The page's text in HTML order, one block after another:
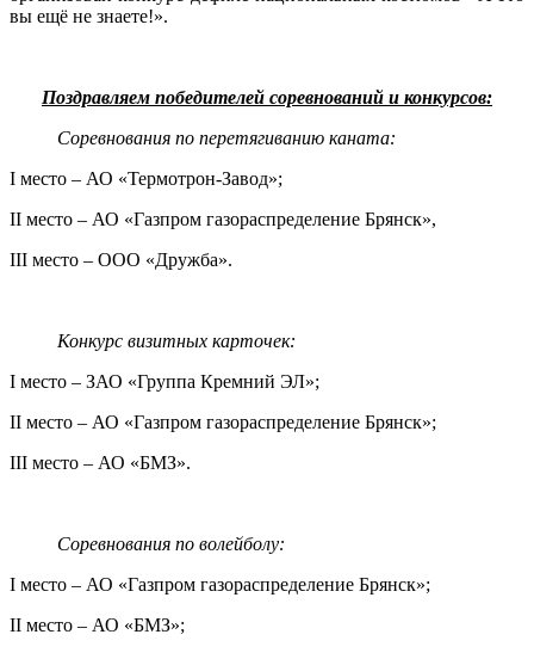
вы ещё не знаете!».
Поздравляем победителей соревнований и конкурсов:
Соревнования по перетягиванию каната:
I место – АО «Термотрон-Завод»;
II место – АО «Газпром газораспределение Брянск»,
III место – ООО «Дружба».
Конкурс визитных карточек:
I место – ЗАО «Группа Кремний ЭЛ»;
II место – АО «Газпром газораспределение Брянск»;
III место – АО «БМЗ».
Соревнования по волейболу:
I место – АО «Газпром газораспределение Брянск»;
II место – АО «БМЗ»;